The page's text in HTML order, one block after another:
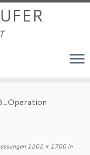
1202 × 1700in